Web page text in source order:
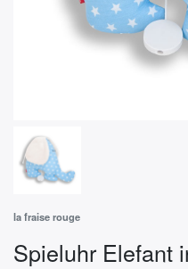
la fraise rouge
Spieluhr Elefant